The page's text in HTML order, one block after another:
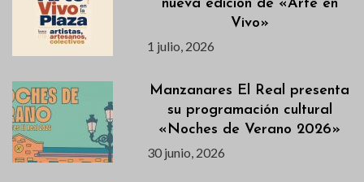
nueva edición de «Arte en
Vivo»
1 julio, 2026
Manzanares El Real presenta
su programación cultural
«Noches de Verano 2026»
30 junio, 2026